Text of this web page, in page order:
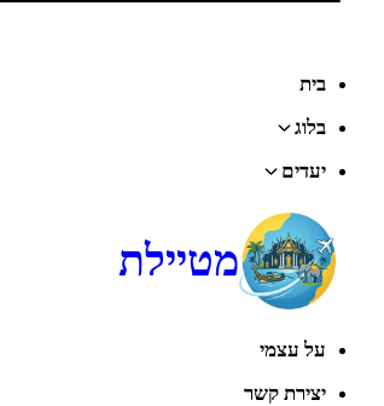
בית
בלוג
יעדים
מטיילת
על עצמי
יצירת קשר